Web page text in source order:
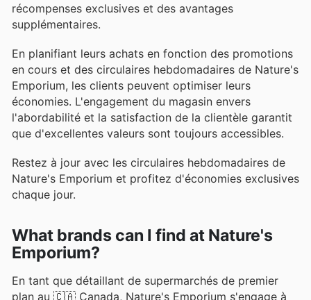
récompenses exclusives et des avantages
supplémentaires.
En planifiant leurs achats en fonction des promotions
en cours et des circulaires hebdomadaires de Nature's
Emporium, les clients peuvent optimiser leurs
économies. L'engagement du magasin envers
l'abordabilité et la satisfaction de la clientèle garantit
que d'excellentes valeurs sont toujours accessibles.
Restez à jour avec les circulaires hebdomadaires de
Nature's Emporium et profitez d'économies exclusives
chaque jour.
What brands can I find at Nature's
Emporium?
En tant que détaillant de supermarchés de premier
plan au 🇨🇦 Canada, Nature's Emporium s'engage à